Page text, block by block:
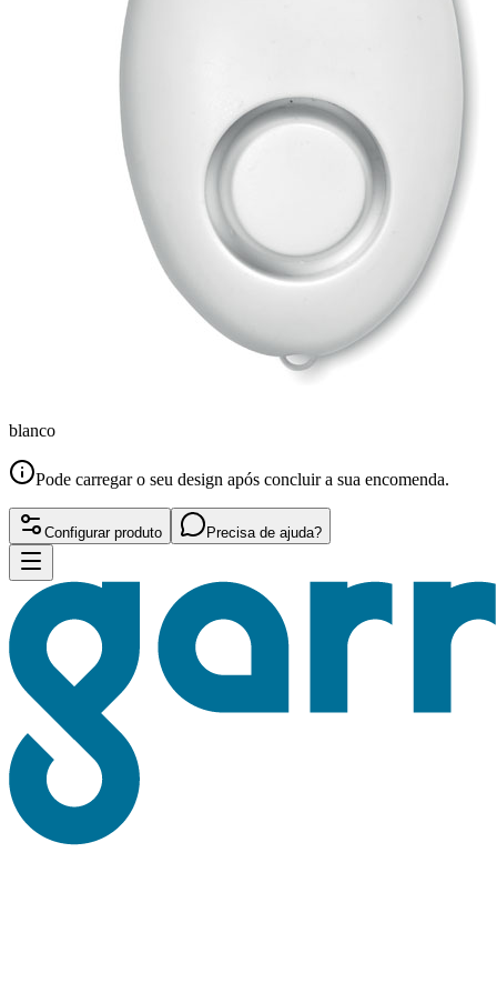
blanco
Pode carregar o seu design após concluir a sua encomenda.
Configurar produto Precisa de ajuda?